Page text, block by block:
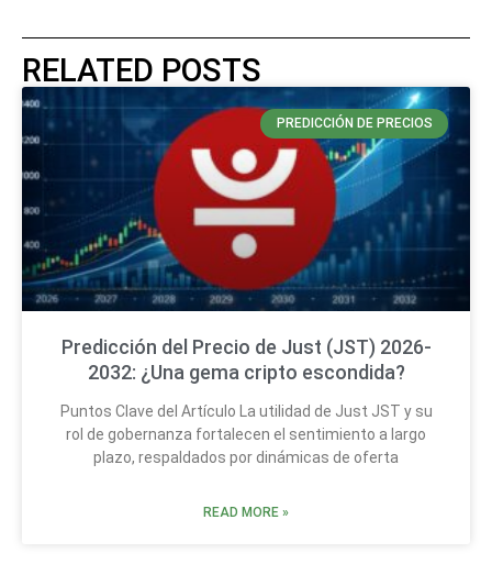
RELATED POSTS
PREDICCIÓN DE PRECIOS
Predicción del Precio de Just (JST) 2026-
2032: ¿Una gema cripto escondida?
Puntos Clave del Artículo La utilidad de Just JST y su
rol de gobernanza fortalecen el sentimiento a largo
plazo, respaldados por dinámicas de oferta
READ MORE »